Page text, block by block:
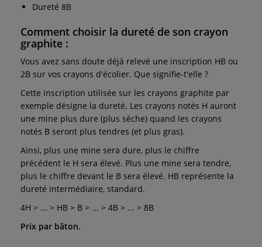
Dureté 8B
Comment choisir la dureté de son crayon
graphite :
Vous avez sans doute déjà relevé une inscription HB ou
2B sur vos crayons d'écolier. Que signifie-t'elle ?
Cette inscription utilisée sur les crayons graphite par
exemple désigne la dureté. Les crayons notés H auront
une mine plus dure (plus sèche) quand les crayons
notés B seront plus tendres (et plus gras).
Ainsi, plus une mine sera dure, plus le chiffre
précédent le H sera élevé. Plus une mine sera tendre,
plus le chiffre devant le B sera élevé. HB représente la
dureté intermédiaire, standard.
4H > ... > HB > B > ... > 4B > ... > 8B
Prix par bâton.